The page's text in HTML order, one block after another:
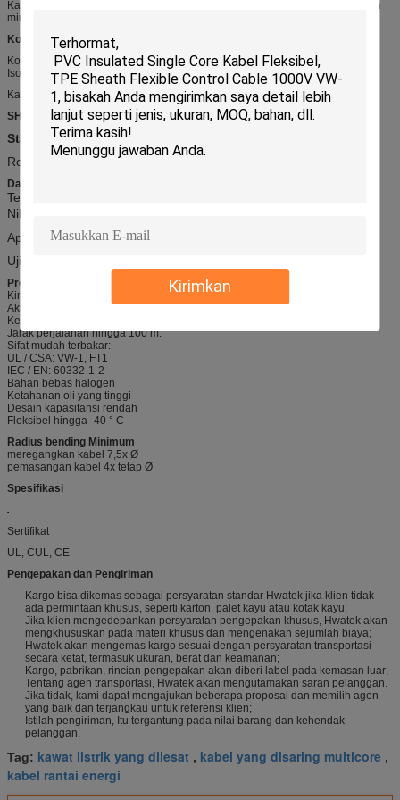
Kirimkan
Kabel Drag Chain, bebas halogen, kapasitor PUR rendah kapasitif dan tahan
minyak
Konstruksi
Konduktor: Tembaga kaleng tuang
Isolasi: PP
Kain bukan tenunan
SHEATH LUAR : PUR
Standar: Internasional: UL758, UL1581, UL2556, IEC60228 CL6
RoHS, REACH Compliant,
Data teknis
Tegangan terukur:
Nilai Suhu: -40
Api:
VW-1, FT1, FT2, IEC60332-1-3
Uji ketahanan tegangan: AC 4.0kV / 1 mnt
Properties
Kinerja rantai listrik dinamis:
Akselerasi hingga 20 m / dtk.
Kecepatan perjalanan hingga 1 m / dtk.
Jarak perjalanan hingga 100 m.
Sifat mudah terbakar:
UL / CSA: VW-1, FT1
IEC / EN: 60332-1-2
Bahan bebas halogen
Ketahanan oli yang tinggi
Desain kapasitansi rendah
Fleksibel hingga -40 ° C
Radius bending Minimum
meregangkan kabel 7,5x Ø
pemasangan kabel 4x tetap Ø
Spesifikasi
Sertifikat
UL, CUL, CE
Pengepakan dan Pengiriman
Kargo bisa dikemas sebagai persyaratan standar Hwatek jika klien tidak
ada permintaan khusus, seperti karton, palet kayu atau kotak kayu;
Jika klien mengedepankan persyaratan pengepakan khusus, Hwatek akan
mengkhususkan pada materi khusus dan mengenakan sejumlah biaya;
Hwatek akan mengemas kargo sesuai dengan persyaratan transportasi
secara ketat, termasuk ukuran, berat dan keamanan;
Kargo, pabrikan, rincian pengepakan akan diberi label pada kemasan luar;
Tentang agen transportasi, Hwatek akan mengutamakan saran pelanggan.
Jika tidak, kami dapat mengajukan beberapa proposal dan memilih agen
yang baik dan terjangkau untuk referensi klien;
Istilah pengiriman, Itu tergantung pada nilai barang dan kehendak
pelanggan.
Tag: kawat listrik yang dilesat , kabel yang disaring multicore ,
kabel rantai energi